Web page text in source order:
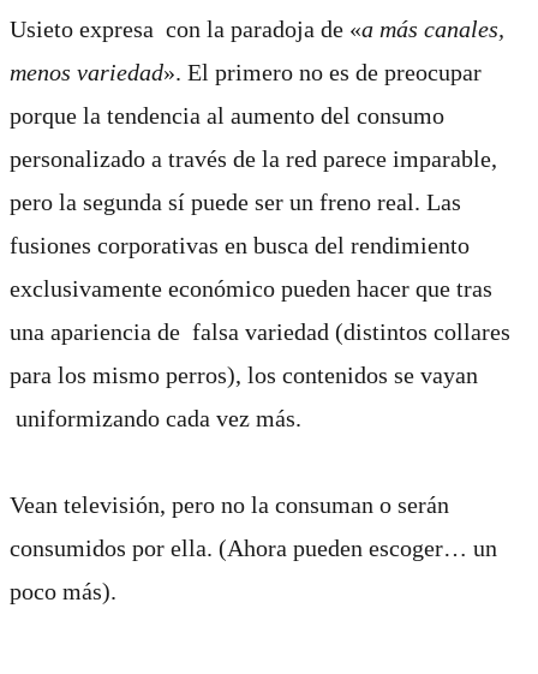
Usieto expresa con la paradoja de «a más canales,
menos variedad». El primero no es de preocupar
porque la tendencia al aumento del consumo
personalizado a través de la red parece imparable,
pero la segunda sí puede ser un freno real. Las
fusiones corporativas en busca del rendimiento
exclusivamente económico pueden hacer que tras
una apariencia de falsa variedad (distintos collares
para los mismo perros), los contenidos se vayan
uniformizando cada vez más.
Vean televisión, pero no la consuman o serán
consumidos por ella. (Ahora pueden escoger… un
poco más).